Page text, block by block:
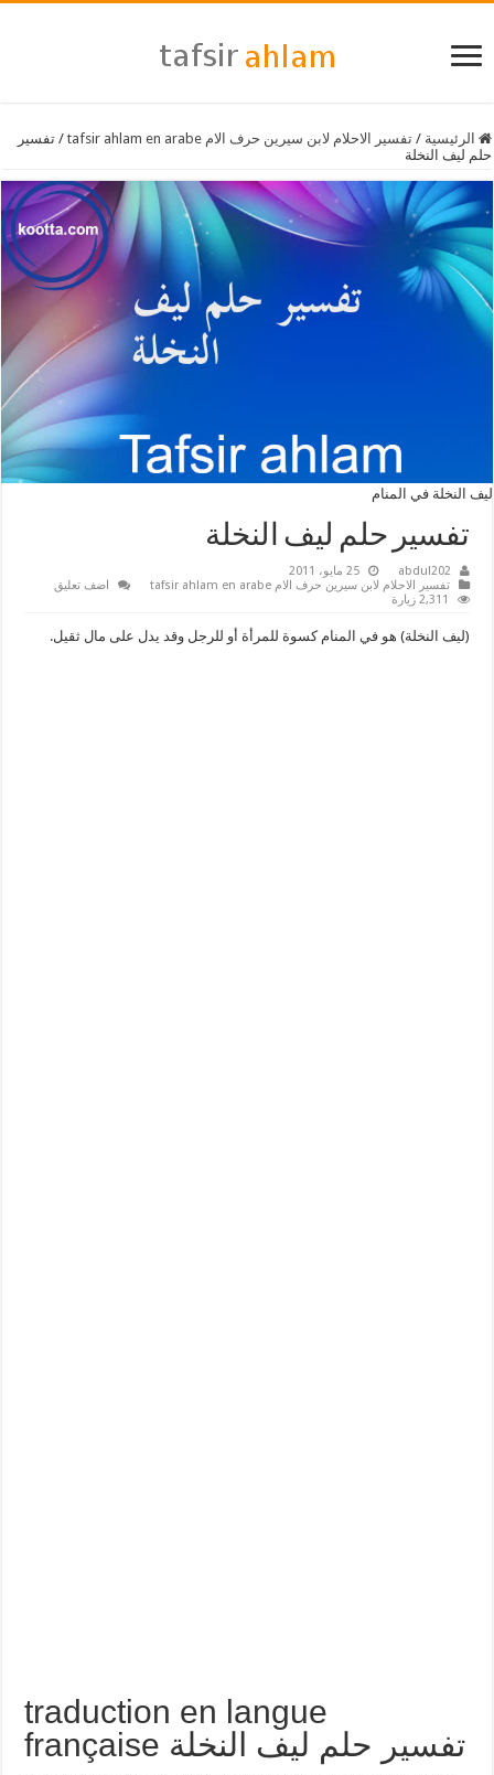
الرئيسية / تفسير الاحلام لابن سيرين حرف الام tafsir ahlam en arabe / تفسير
حلم ليف النخلة
ليف النخلة في المنام
تفسير حلم ليف النخلة
abdul202
25 مايو، 2011
تفسير الاحلام لابن سيرين حرف الام tafsir ahlam en arabe
اضف تعليق
2,311 زيارة
(ليف النخلة) هو في المنام كسوة للمرأة أو للرجل وقد يدل على مال ثقيل.
traduction en langue
française تفسير حلم ليف النخلة